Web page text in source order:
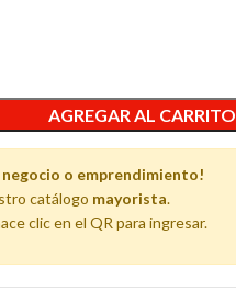
AGREGAR AL CARRITO
negocio o emprendimiento!
catálogo mayorista.
clic en el QR para ingresar.